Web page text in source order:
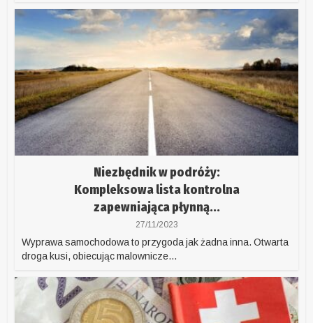
Niezbędnik w podróży:
Kompleksowa lista kontrolna
zapewniająca płynną...
27/11/2023
Wyprawa samochodowa to przygoda jak żadna inna. Otwarta
droga kusi, obiecując malownicze...